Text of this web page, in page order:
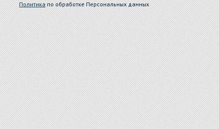
Политикапо обработке Персональных данных